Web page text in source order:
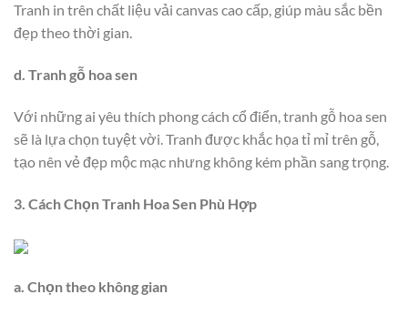
Tranh in trên chất liệu vải canvas cao cấp, giúp màu sắc bền
đẹp theo thời gian.
d. Tranh gỗ hoa sen
Với những ai yêu thích phong cách cổ điển, tranh gỗ hoa sen
sẽ là lựa chọn tuyệt vời. Tranh được khắc họa tỉ mỉ trên gỗ,
tạo nên vẻ đẹp mộc mạc nhưng không kém phần sang trọng.
3. Cách Chọn Tranh Hoa Sen Phù Hợp
a. Chọn theo không gian